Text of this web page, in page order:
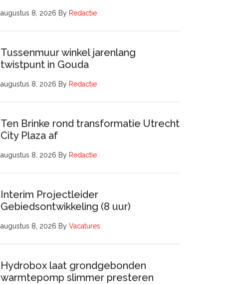
augustus 8, 2026 By Redactie
Tussenmuur winkel jarenlang
twistpunt in Gouda
augustus 8, 2026 By Redactie
Ten Brinke rond transformatie Utrecht
City Plaza af
augustus 8, 2026 By Redactie
Interim Projectleider
Gebiedsontwikkeling (8 uur)
augustus 8, 2026 By Vacatures
Hydrobox laat grondgebonden
warmtepomp slimmer presteren